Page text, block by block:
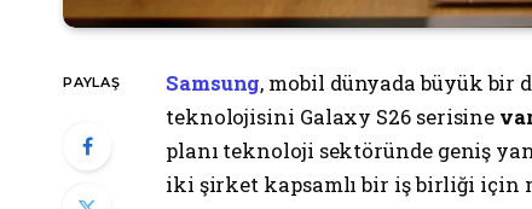
PAYLAŞ Samsung, mobil dünyada büyük bir
teknolojisini Galaxy S26 serisine
planı teknoloji sektöründe geniş
iki şirket kapsamlı bir iş birliği için